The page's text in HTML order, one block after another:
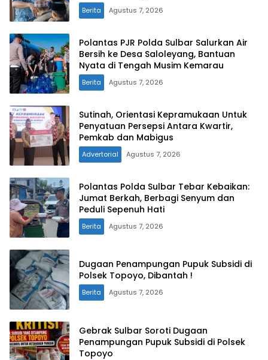
Berita Agustus 7, 2026
Polantas PJR Polda Sulbar Salurkan Air
Bersih ke Desa Saloleyang, Bantuan
Nyata di Tengah Musim Kemarau
Berita Agustus 7, 2026
Sutinah, Orientasi Kepramukaan Untuk
Penyatuan Persepsi Antara Kwartir,
Pemkab dan Mabigus
Advertorial Agustus 7, 2026
Polantas Polda Sulbar Tebar Kebaikan:
Jumat Berkah, Berbagi Senyum dan
Peduli Sepenuh Hati
Berita Agustus 7, 2026
Dugaan Penampungan Pupuk Subsidi di
Polsek Topoyo, Dibantah !
Berita Agustus 7, 2026
Gebrak Sulbar Soroti Dugaan
Penampungan Pupuk Subsidi di Polsek
Topoyo